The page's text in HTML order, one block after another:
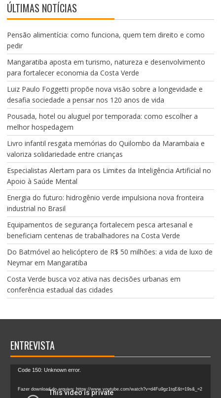
ÚLTIMAS NOTÍCIAS
Pensão alimentícia: como funciona, quem tem direito e como
pedir
Mangaratiba aposta em turismo, natureza e desenvolvimento
para fortalecer economia da Costa Verde
Luiz Paulo Foggetti propõe nova visão sobre a longevidade e
desafia sociedade a pensar nos 120 anos de vida
Pousada, hotel ou aluguel por temporada: como escolher a
melhor hospedagem
Livro infantil resgata memórias do Quilombo da Marambaia e
valoriza solidariedade entre crianças
Especialistas Alertam para os Limites da Inteligência Artificial no
Apoio à Saúde Mental
Energia do futuro: hidrogênio verde impulsiona nova fronteira
industrial no Brasil
Equipamentos de segurança fortalecem pesca artesanal e
beneficiam centenas de trabalhadores na Costa Verde
Do Batmóvel ao helicóptero de R$ 50 milhões: a vida de luxo de
Neymar em Mangaratiba
Costa Verde busca voz ativa nas decisões urbanas em
conferência estadual das cidades
ENTREVISTA
Tocador
vídeo
Code 150: Unknown error.
Fazer download do arquivo: https://www.youtube.com/watch?v=d4Fu9gz1tqE&t=19s&_=2